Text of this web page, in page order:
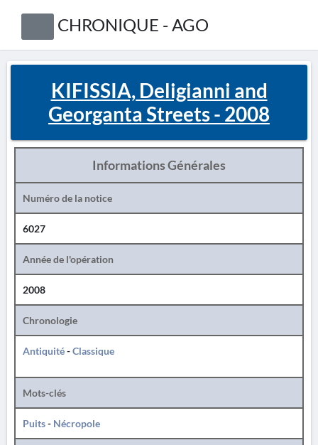
CHRONIQUE - AGO
KIFISSIA, Deligianni and
Georganta Streets - 2008
Informations Générales
Numéro de la notice
6027
Année de l'opération
2008
Chronologie
Antiquité-Classique
Mots-clés
Puits- Nécropole